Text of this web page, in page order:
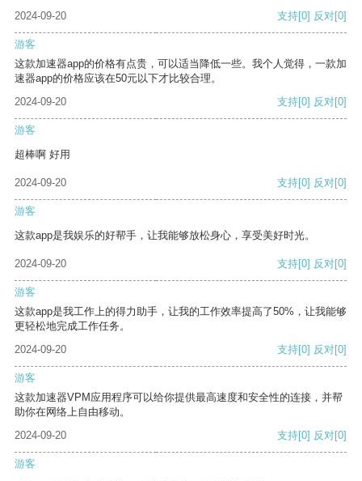
2024-09-20
支持[0] 反对[0]
游客
这款加速器app的价格有点贵，可以适当降低一些。我个人觉得，一款加
速器app的价格应该在50元以下才比较合理。
2024-09-20
支持[0] 反对[0]
游客
超棒啊 好用
2024-09-20 支持[0] 反对[0]
游客
这款app是我娱乐的好帮手，让我能够放松身心，享受美好时光。
2024-09-20 支持[0] 反对[0]
游客
这款app是我工作上的得力助手，让我的工作效率提高了50%，让我能够
更轻松地完成工作任务。
2024-09-20
支持[0] 反对[0]
游客
这款加速器VPM应用程序可以给你提供最高速度和安全性的连接，并帮
助你在网络上自由移动。
2024-09-20
支持[0] 反对[0]
游客